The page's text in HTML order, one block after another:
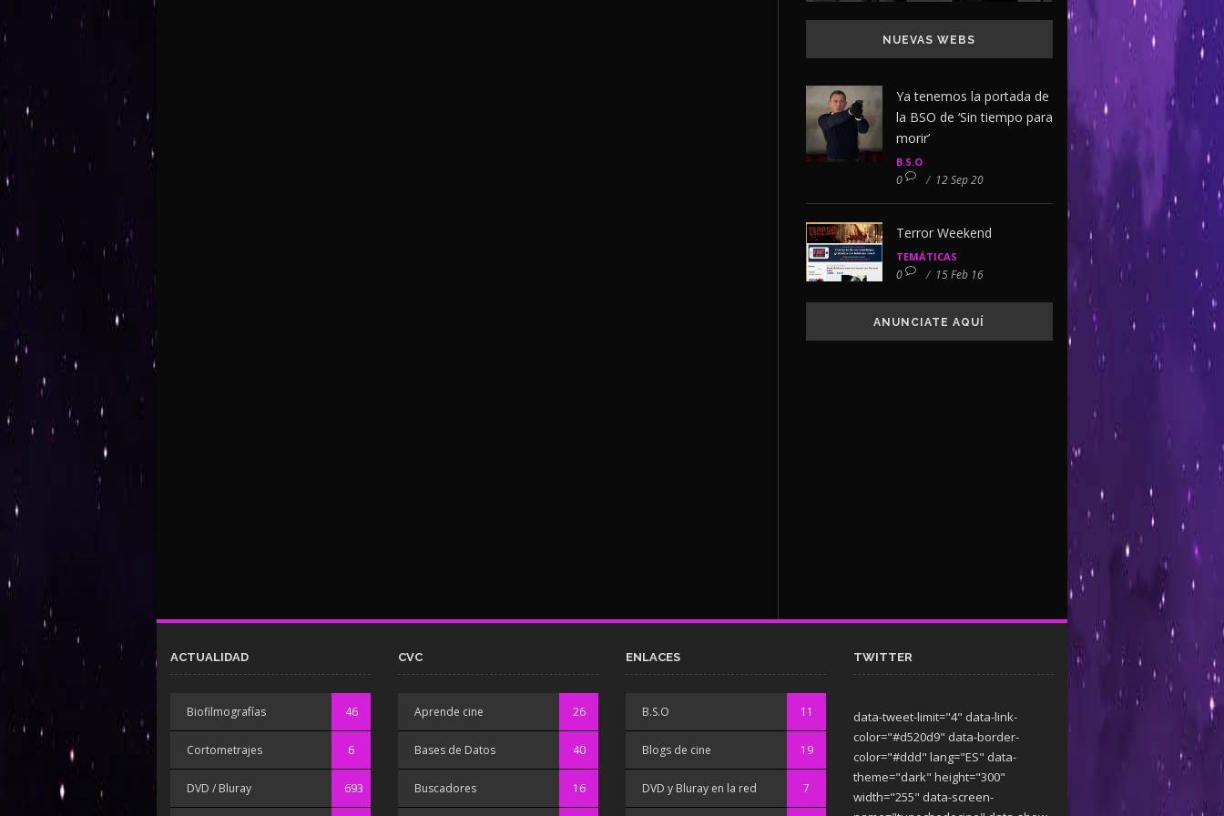
NUEVAS WEBS
Ya tenemos la portada de
la BSO de ‘Sin tiempo para
morir’
B.S.O
0 / 12 Sep 20
Terror Weekend
TEMÁTICAS
0 / 15 Feb 16
ANUNCIATE AQUÍ
ACTUALIDAD
Biofilmografías 46
Cortometrajes 6
DVD / Bluray 693
CVC
Aprende cine 26
Bases de Datos 40
Buscadores 16
ENLACES
B.S.O 11
Blogs de cine 19
DVD y Bluray en la red 7
TWITTER
data-tweet-limit="4" data-link-
color="#d520d9" data-border-
color="#ddd" lang="ES" data-
theme="dark" height="300"
width="255" data-screen-